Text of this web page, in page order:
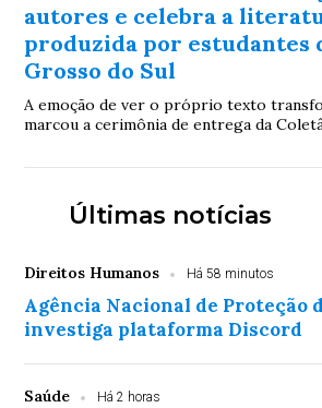
autores e celebra a
produzida por estudantes
Grosso do Sul
A emoção de ver o próprio texto
marcou a cerimônia de entrega da
Últimas notícias
Direitos Humanos Há 58 minutos
Agência Nacional de Proteção
investiga plataforma Discord
Saúde Há 2 horas